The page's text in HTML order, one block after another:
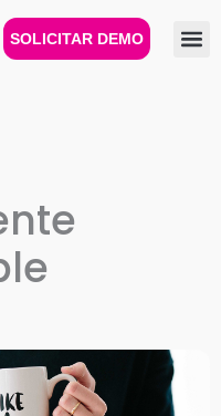
SOLICITAR DEMO